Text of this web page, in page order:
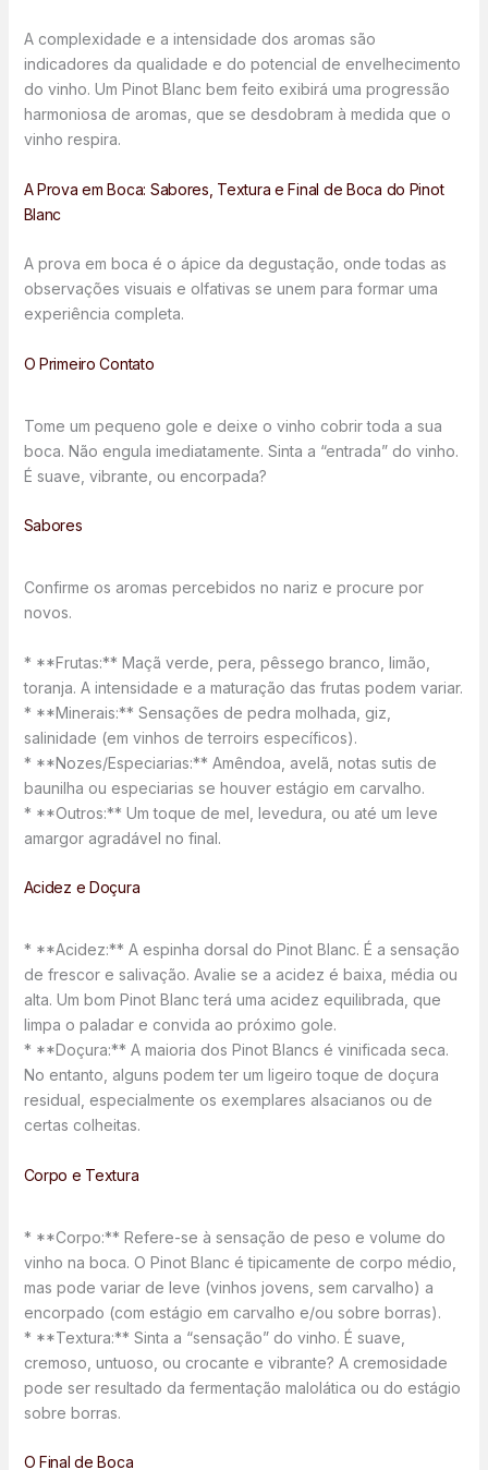
A complexidade e a intensidade dos aromas são
indicadores da qualidade e do potencial de envelhecimento
do vinho. Um Pinot Blanc bem feito exibirá uma progressão
harmoniosa de aromas, que se desdobram à medida que o
vinho respira.
A Prova em Boca: Sabores, Textura e Final de Boca do Pinot
Blanc
A prova em boca é o ápice da degustação, onde todas as
observações visuais e olfativas se unem para formar uma
experiência completa.
O Primeiro Contato
Tome um pequeno gole e deixe o vinho cobrir toda a sua
boca. Não engula imediatamente. Sinta a “entrada” do vinho.
É suave, vibrante, ou encorpada?
Sabores
Confirme os aromas percebidos no nariz e procure por
novos.
* **Frutas:** Maçã verde, pera, pêssego branco, limão,
toranja. A intensidade e a maturação das frutas podem variar.
* **Minerais:** Sensações de pedra molhada, giz,
salinidade (em vinhos de terroirs específicos).
* **Nozes/Especiarias:** Amêndoa, avelã, notas sutis de
baunilha ou especiarias se houver estágio em carvalho.
* **Outros:** Um toque de mel, levedura, ou até um leve
amargor agradável no final.
Acidez e Doçura
* **Acidez:** A espinha dorsal do Pinot Blanc. É a sensação
de frescor e salivação. Avalie se a acidez é baixa, média ou
alta. Um bom Pinot Blanc terá uma acidez equilibrada, que
limpa o paladar e convida ao próximo gole.
* **Doçura:** A maioria dos Pinot Blancs é vinificada seca.
No entanto, alguns podem ter um ligeiro toque de doçura
residual, especialmente os exemplares alsacianos ou de
certas colheitas.
Corpo e Textura
* **Corpo:** Refere-se à sensação de peso e volume do
vinho na boca. O Pinot Blanc é tipicamente de corpo médio,
mas pode variar de leve (vinhos jovens, sem carvalho) a
encorpado (com estágio em carvalho e/ou sobre borras).
* **Textura:** Sinta a “sensação” do vinho. É suave,
cremoso, untuoso, ou crocante e vibrante? A cremosidade
pode ser resultado da fermentação malolática ou do estágio
sobre borras.
O Final de Boca